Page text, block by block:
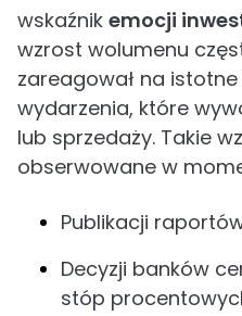
wskaźnik emocji
wzrost wolumenu
zareagował na
wydarzenia, które
lub sprzedaży. Takie
obserwowane w
Publikacji
Decyzji banków
stóp